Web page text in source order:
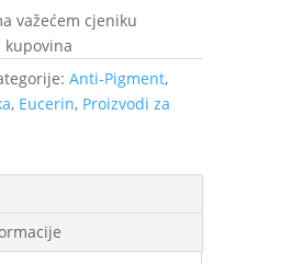
važećem cjeniku
kupovina
Anti-Pigment,
, Eucerin, Proizvodi za